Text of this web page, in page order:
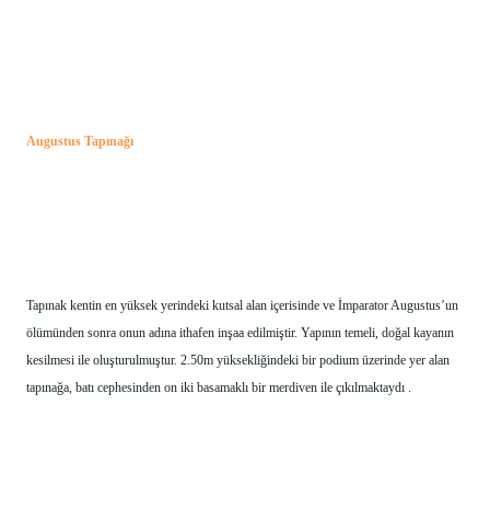
Augustus Tapınağı
Tapınak kentin en yüksek yerindeki kutsal alan içerisinde ve İmparator Augustus’un
ölümünden sonra onun adına ithafen inşaa edilmiştir. Yapının temeli, doğal kayanın
kesilmesi ile oluşturulmuştur. 2.50m yüksekliğindeki bir podium üzerinde yer alan
tapınağa, batı cephesinden on iki basamaklı bir merdiven ile çıkılmaktaydı .